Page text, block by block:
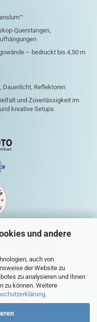
und andere
auch von
der Website zu
zu analysieren und Ihnen
zu können. Weitere
.
Querstangen,
– bedruckt bis 4,50 m
Dauerlicht, Reflektoren
und Zuverlässigkeit im
kreative Setups.